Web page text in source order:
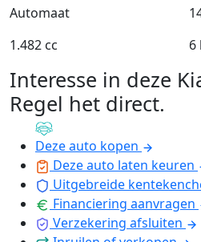
Automaat
1.482 cc
6
Interesse in deze
Regel het direct.
Deze auto kopen
Deze auto laten keuren
Uitgebreide
Financiering aanvragen
Verzekering afsluiten